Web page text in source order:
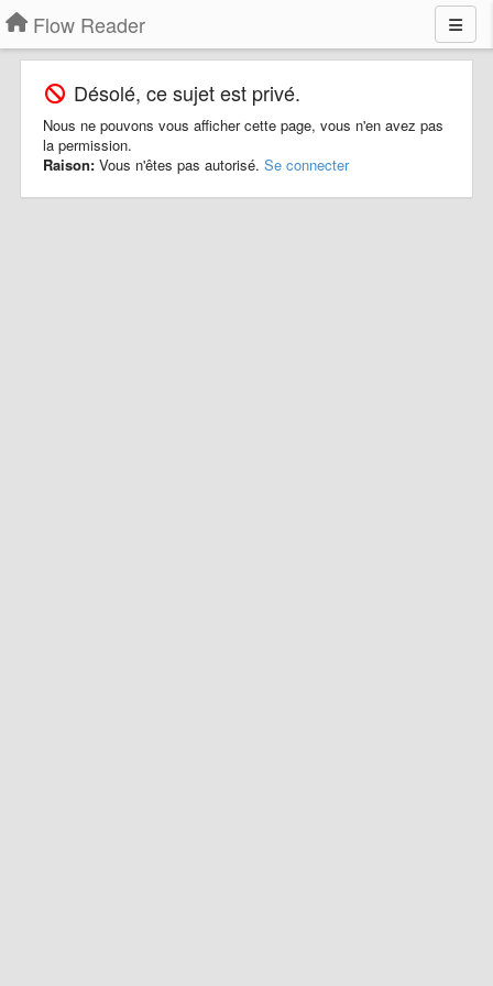
Flow Reader
Désolé, ce sujet est privé.
Nous ne pouvons vous afficher cette page, vous n'en avez pas
la permission.
Raison: Vous n'êtes pas autorisé. Se connecter